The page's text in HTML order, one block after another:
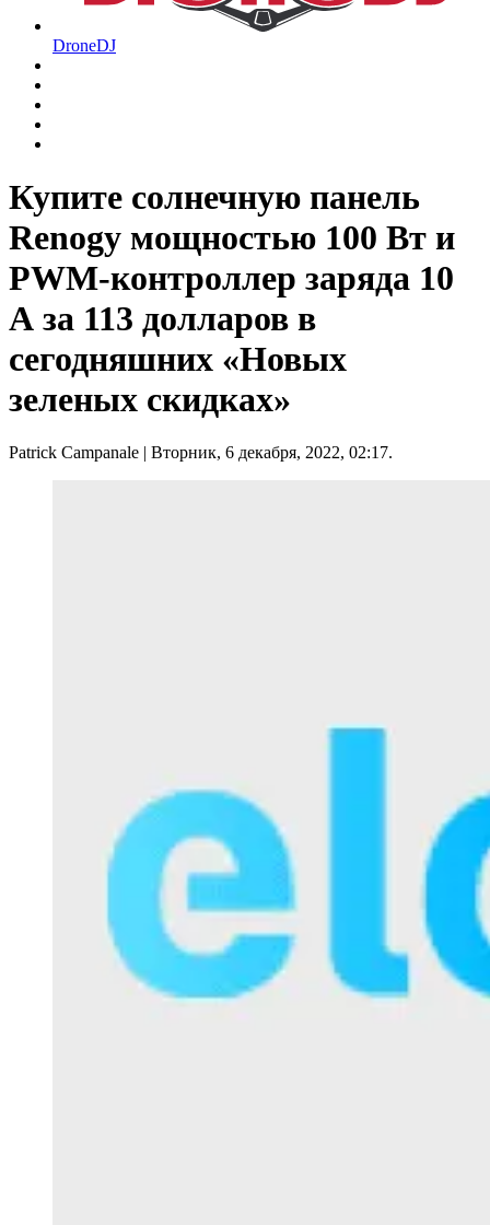
DroneDJ
Купите солнечную панель
Renogy мощностью 100 Вт и
PWM-контроллер заряда 10
А за 113 долларов в
сегодняшних «Новых
зеленых скидках»
Patrick Campanale | Вторник, 6 декабря, 2022, 02:17.